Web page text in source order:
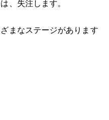
、失注します。
まなステージがあります